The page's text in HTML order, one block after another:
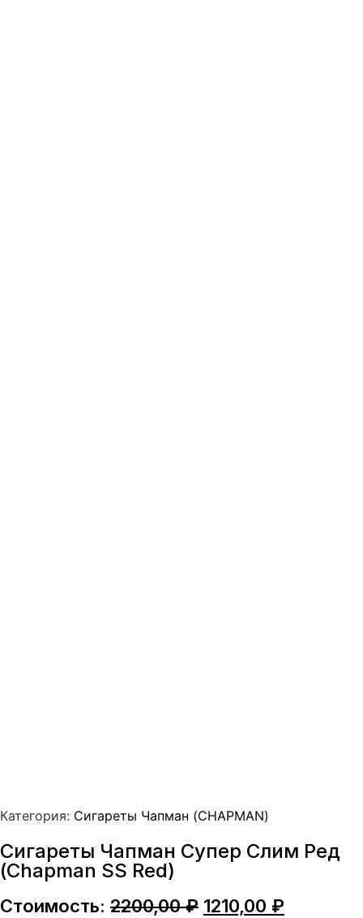
Категория: Сигареты Чапман (CHAPMAN)
Сигареты Чапман Супер Слим Ред
(Chapman SS Red)
Стоимость: 2200,00₽ Первоначальная
1210,00 ₽